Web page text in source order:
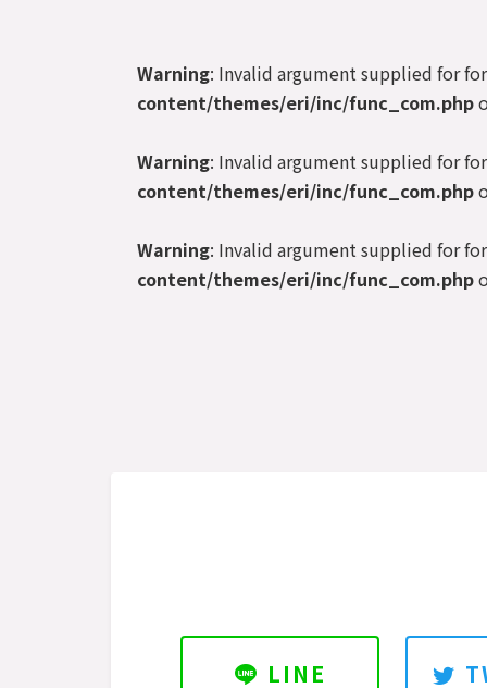
Warning: Invalid argument supplied for
content/themes/eri/inc/func_com.php
Warning: Invalid argument supplied for
content/themes/eri/inc/func_com.php
Warning: Invalid argument supplied for
content/themes/eri/inc/func_com.php
LINE